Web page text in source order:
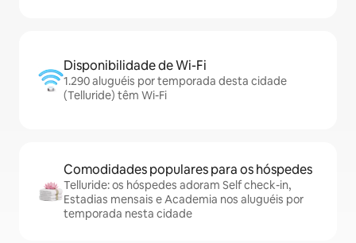
Disponibilidade de Wi-Fi
1.290 aluguéis por temporada desta cidade
(Telluride) têm Wi-Fi
Comodidades populares para os hóspedes
Telluride: os hóspedes adoram Self check-in,
Estadias mensais e Academia nos aluguéis por
temporada nesta cidade